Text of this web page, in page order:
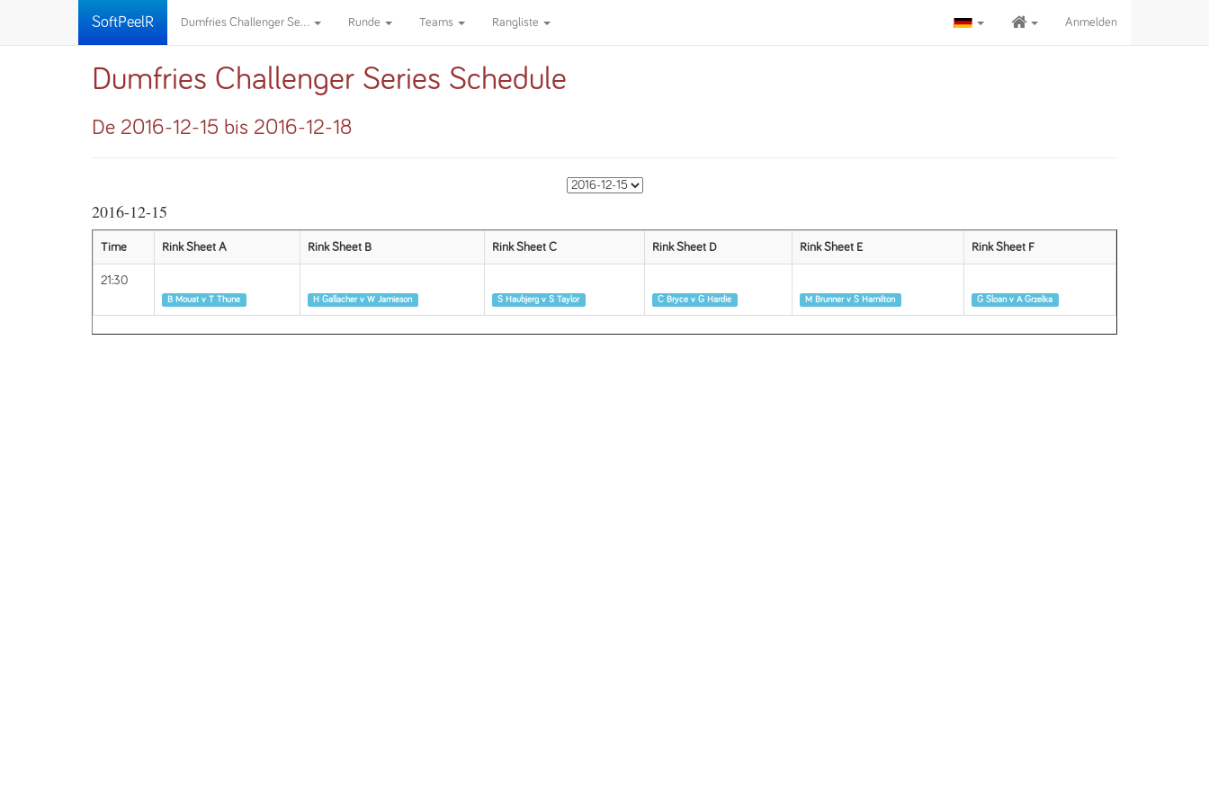
SoftPeelR Dumfries Challenger Se... Runde Teams Rangliste Anmelden
Dumfries Challenger Series Schedule
De 2016-12-15 bis 2016-12-18
2016-12-15
Time Rink Sheet A Rink Sheet B Rink Sheet C Rink Sheet D Rink Sheet E Rink Sheet F
21:30
B Mouat v T Thune
H Gallacher v W Jamieson
S Haubjerg v S Taylor
C Bryce v G Hardie
M Brunner v S Hamilton
G Sloan v A Grzelka